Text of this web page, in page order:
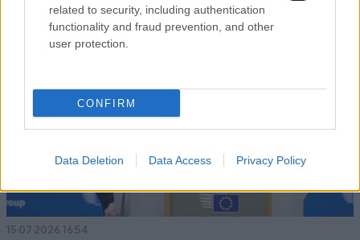
related to security, including authentication
functionality and fraud prevention, and other
user protection.
CONFIRM
Data Deletion Data Access Privacy Policy
15·07·2026 16:54